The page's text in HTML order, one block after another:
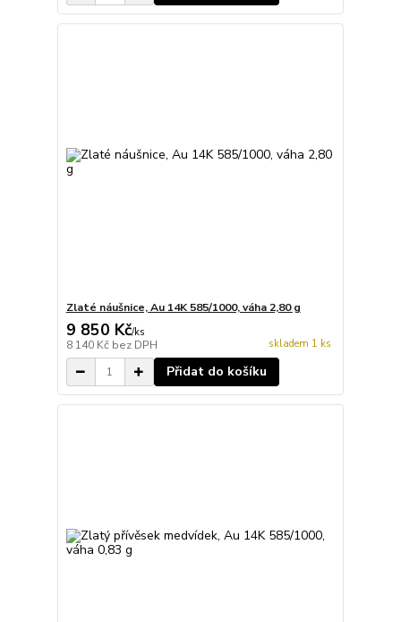
Zlaté náušnice, Au 14K 585/1000, váha 2,80 g
9 850 Kč/ks
8 140 Kč bez DPH skladem 1 ks
Přidat do košíku